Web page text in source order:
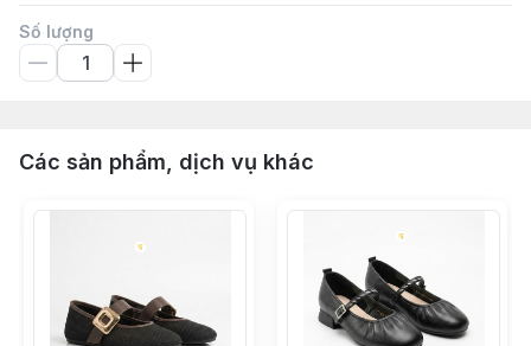
Số lượng
Các sản phẩm, dịch vụ khác